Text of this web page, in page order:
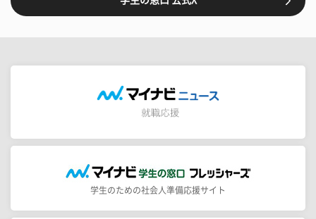
学生のための社会人準備応援サイト